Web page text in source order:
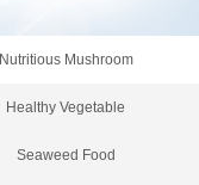
Nutritious Mushroom
Healthy Vegetable
Seaweed Food